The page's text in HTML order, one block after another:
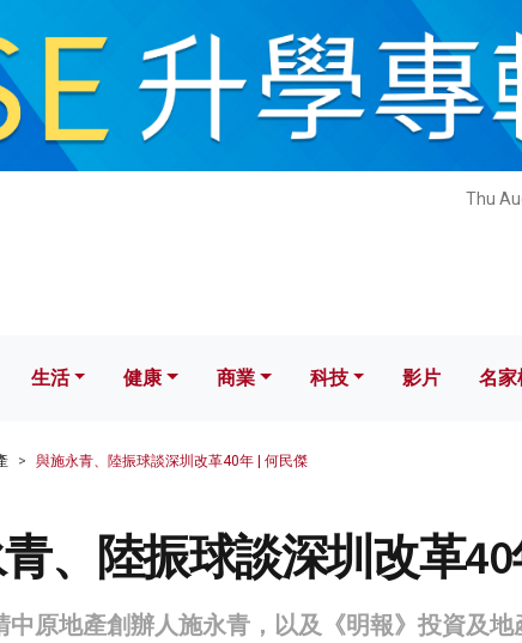
Thu
健康 科技 影片
生活 健康 商業 科技 影片 名家
與施永青、陸振球談深圳改革40年 | 何民傑
、陸振球談深圳改革
中原地產創辦人施永青，以及《明報》投資及地